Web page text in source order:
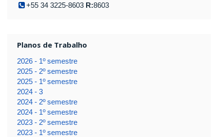
+55 34 3225-8603 R:8603
Planos de Trabalho
2026 - 1º semestre
2025 - 2º semestre
2025 - 1º semestre
2024 - 3
2024 - 2º semestre
2024 - 1º semestre
2023 - 2º semestre
2023 - 1º semestre